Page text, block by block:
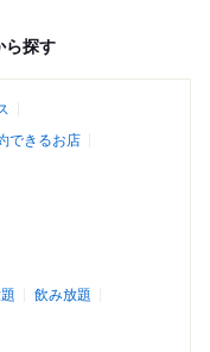
ら探す
できるお店
飲み放題